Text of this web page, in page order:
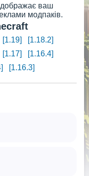
ваш
модпаків.
[1.19]
[1.18.2]
[1.17]
[1.16.4]
[1.16.3]